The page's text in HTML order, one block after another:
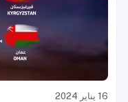
16 يناير 2024